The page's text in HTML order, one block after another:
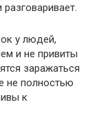
у людей,
и не привиты
заражаться
не полностью
к